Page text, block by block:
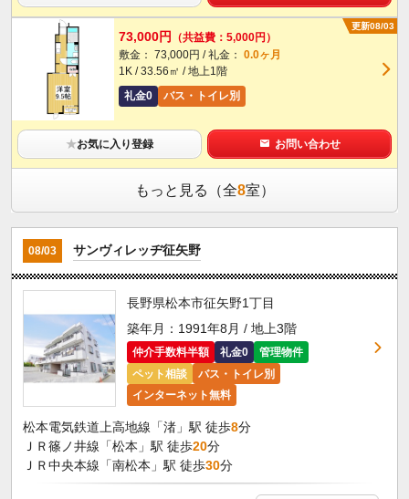
更新08/03
73,000円 （共益費：5,000円）
敷金： 73,000円 / 礼金： 0.0ヶ月
1K / 33.56㎡ / 地上1階
礼金0
バス・トイレ別
★お気に入り登録 お問い合わせ
もっと見る（全8室）
08/03 サンヴィレッヂ征矢野
長野県松本市征矢野1丁目
築年月：1991年8月 / 地上3階
仲介手数料半額 礼金0
管理物件
ペット相談
バス・トイレ別
インターネット無料
松本電気鉄道上高地線「渚」駅 徒歩8分
ＪＲ篠ノ井線「松本」駅 徒歩20分
ＪＲ中央本線「南松本」駅 徒歩30分